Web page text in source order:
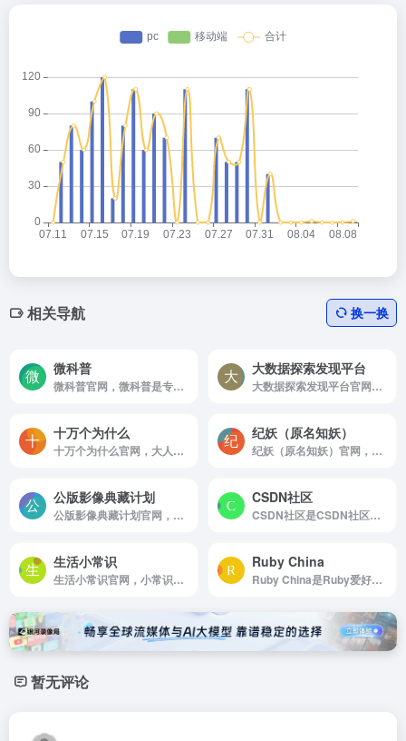
相关导航 换一换
微科普
微科普官网，微科普是专注于科普知识传播的高层次科普媒体，以成为中国科普网站中的一面镜子为出发点，提供负责，有趣，权威的科普知识，在中国科普群体中有着良好声誉和重要影响。
大数据探索发现平台
大数据探索发现平台官网，大数据探索发现平台
十万个为什么
十万个为什么官网，大人版的十万个为什么，网站包含科学世界，生物王国，国际博览，人文广场四个板块
纪妖（原名知妖）
纪妖（原名知妖）官网，纪妖官方网站，收录中华上下具有历史意义的怪力乱神文化，包括但不仅限于妖，怪，神，魔，鬼，精，仙等，纪妖网带你了解古今中外不同的文化知识。
公版影像典藏计划
公版影像典藏计划官网，网易新闻出土，一份骨灰级影迷的“考古”笔记，打开尘封的影像，带你走进公版电影世界。
CSDN社区
CSDN社区是CSDN社区在原论坛的基础上孵化，为中国软件开发者打造学习和成长的家园
生活小常识
生活小常识官网，小常识网为广大网友文学小常识，文化小常识，历史小常识，健康小常识，护肤小常识，健康小常识，安全小常识，消防小常识，交通小常识，地理小常识，科学小常识，了解更多生活常识就上小常识网
Ruby China
Ruby China是Ruby爱好者聚集地。由众多爱好者共同维护的 Ruby 中文社区，使用Homeland构建，并采用 Docker 部署。
暂无评论